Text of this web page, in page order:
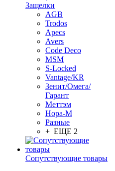
Защелки
AGB
Trodos
Apecs
Avers
Code Deco
MSM
S-Locked
Vantage/KR
Зенит/Омега/
Гарант
Меттэм
Нора-М
Разные
+ ЕЩЕ 2
Сопутствующие товары